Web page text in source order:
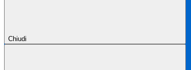
Chiudi